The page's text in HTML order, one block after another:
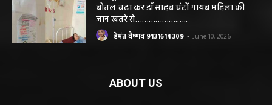
बोतल चढ़ा कर डॉ साहब घंटों गायब महिला की
जान खतरे से……………….…..
हेमंत वैष्णव 9131614309 - June 10, 2026
ABOUT US